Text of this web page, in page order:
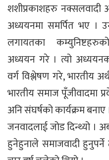
शशीप्रकाशहरु नक्सलवादी
अध्ययनमा समर्पित भए ।
लगायतका
अध्ययन गरे । त्यो
वर्ग विश्लेषण गरे, भारतीय
भारतीय समाज पूँजीवादमा
अनि संघर्षको कार्यक्रम
जनवादलाई जोड दिन्थ्यो ।
हुनेहुनाले समाजवादी